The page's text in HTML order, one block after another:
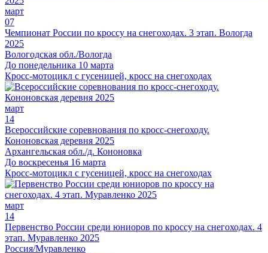
март
07
Чемпионат России по кроссу на снегоходах. 3 этап. Вологда
2025
Вологодская обл./Вологда
До понедельника 10 марта
Кросс-мотоцикл с гусеницей, кросс на снегоходах
март
14
Всероссийские соревнования по кросс-снегоходу.
Кононовская деревня 2025
Архангельская обл./д. Кононовка
До воскресенья 16 марта
Кросс-мотоцикл с гусеницей, кросс на снегоходах
март
14
Первенство России среди юниоров по кроссу на снегоходах. 4
этап. Муравленко 2025
Россия/Муравленко